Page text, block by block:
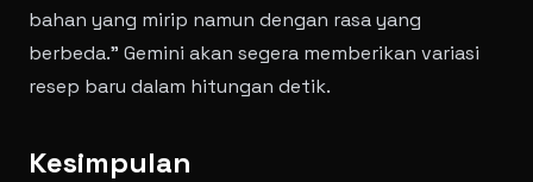
bahan yang mirip namun dengan rasa yang
berbeda." Gemini akan segera memberikan variasi
resep baru dalam hitungan detik.
Kesimpulan